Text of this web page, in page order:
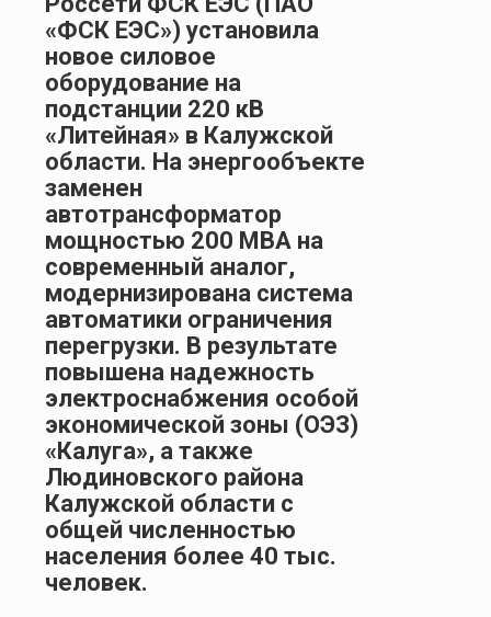
«ФСК ЕЭС») установила
новое силовое
оборудование на
подстанции 220 кВ
«Литейная» в Калужской
области. На энергообъекте
заменен
автотрансформатор
мощностью 200 МВА на
современный аналог,
модернизирована система
автоматики ограничения
перегрузки. В результате
повышена надежность
электроснабжения особой
экономической зоны (ОЭЗ)
«Калуга», а также
Людиновского района
Калужской области с
общей численностью
населения более 40 тыс.
человек.